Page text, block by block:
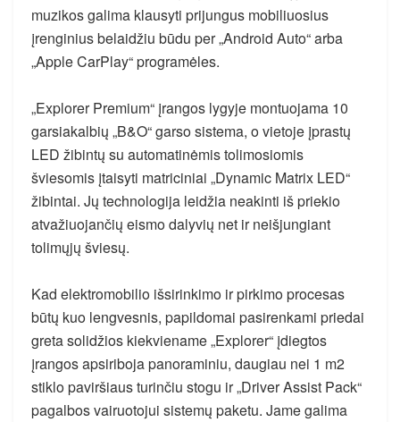
muzikos galima klausyti prijungus mobiliuosius
įrenginius belaidžiu būdu per „Android Auto“ arba
„Apple CarPlay“ programėles.
„Explorer Premium“ įrangos lygyje montuojama 10
garsiakalbių „B&O“ garso sistema, o vietoje įprastų
LED žibintų su automatinėmis tolimosiomis
šviesomis įtaisyti matriciniai „Dynamic Matrix LED“
žibintai. Jų technologija leidžia neakinti iš priekio
atvažiuojančių eismo dalyvių net ir neišjungiant
tolimųjų šviesų.
Kad elektromobilio išsirinkimo ir pirkimo procesas
būtų kuo lengvesnis, papildomai pasirenkami priedai
greta solidžios kiekviename „Explorer“ įdiegtos
įrangos apsiriboja panoraminiu, daugiau nei 1 m2
stiklo paviršiaus turinčiu stogu ir „Driver Assist Pack“
pagalbos vairuotojui sistemų paketu. Jame galima